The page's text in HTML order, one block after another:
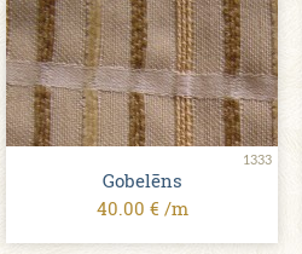
1333
Gobelēns
40.00 € /m